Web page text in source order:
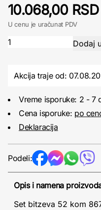
10.068,00 RSD
U cenu je uračunat PDV
Akcija traje od:
Vreme isporuke: 2 - 7
Cena isporuke: po
Deklaracija
Podeli:
Opis i namena
Set bitzeva 52 kom